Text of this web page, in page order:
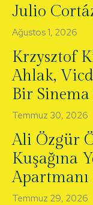
Julio
Ağustos 1, 2026
Krzysztof
Ahlak,
Bir Sinema
Temmuz 30, 2026
Ali Özgür
Kuşağına
Temmuz 29, 2026